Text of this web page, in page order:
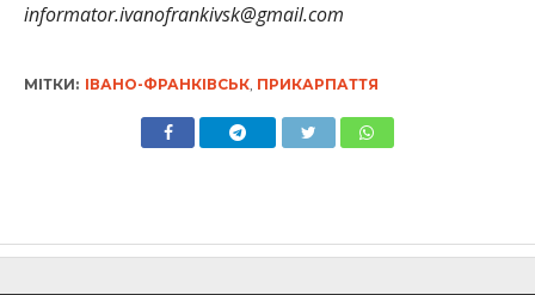
informator.ivanofrankivsk@gmail.com
МІТКИ: ІВАНО-ФРАНКІВСЬК, ПРИКАРПАТТЯ